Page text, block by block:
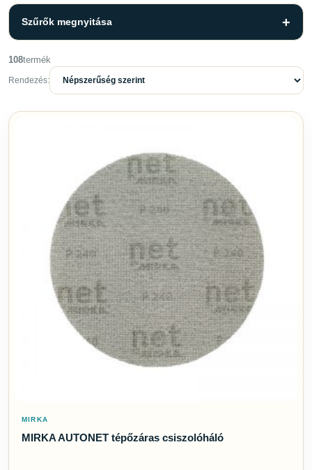
Szűrők megnyitása
Szűrők
KATEGÓRIA
Kiegészítők
Polírozás
Ragasztók és tömítők
Szerszámok
Tisztítószerek
Töltőanyagok
Tikal Marine Systems
108termék
Rendezés:
MIRKA
MIRKA AUTONET tépőzáras csiszolóháló